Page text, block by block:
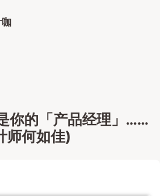
你的「产品经理」……
师何如佳)